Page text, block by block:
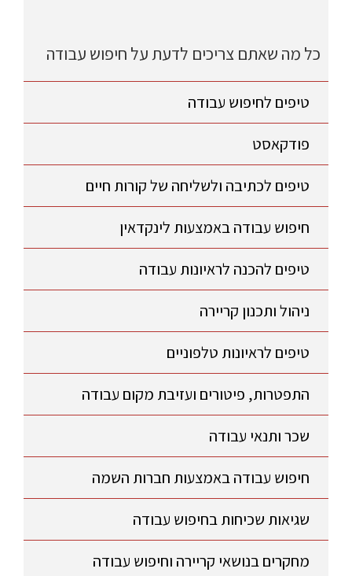
כל מה שאתם צריכים לדעת על חיפוש עבודה
טיפים לחיפוש עבודה
פודקאסט
טיפים לכתיבה ולשליחה של קורות חיים
חיפוש עבודה באמצעות לינקדאין
טיפים להכנה לראיונות עבודה
ניהול ותכנון קריירה
טיפים לראיונות טלפוניים
התפטרות, פיטורים ועזיבת מקום עבודה
שכר ותנאי עבודה
חיפוש עבודה באמצעות חברות השמה
שגיאות שכיחות בחיפוש עבודה
מחקרים בנושאי קריירה וחיפוש עבודה